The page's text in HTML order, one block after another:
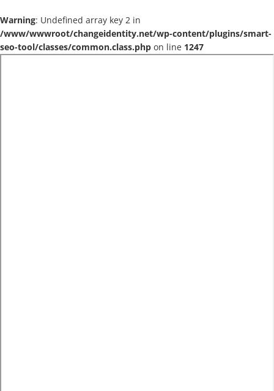
Warning: Undefined array key 2 in
/www/wwwroot/changeidentity.net/wp-content/plugins/smart-
seo-tool/classes/common.class.php on line 1247